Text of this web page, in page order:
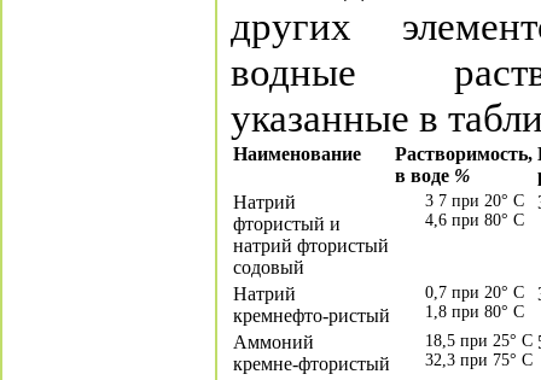
других
водные
указанные в
Наименование
Растворимость,
в воде %
Натрий
фтористый и
натрий фтористый
содовый
3 7 при 20° С
4,6 при 80° С
Натрий
кремнефто-ристый
0,7 при 20° С
1,8 при 80° С
Аммоний
кремне-фтористый
18,5 при 25° С
32,3 при 75° С